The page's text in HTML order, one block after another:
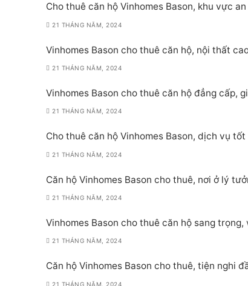
Cho thuê căn hộ Vinhomes Bason, khu vực an
21 THÁNG NĂM, 2024
Vinhomes Bason cho thuê căn hộ, nội thất
21 THÁNG NĂM, 2024
Vinhomes Bason cho thuê căn hộ đẳng cấp,
21 THÁNG NĂM, 2024
Cho thuê căn hộ Vinhomes Bason, dịch vụ tốt
21 THÁNG NĂM, 2024
Căn hộ Vinhomes Bason cho thuê, nơi ở lý
21 THÁNG NĂM, 2024
Vinhomes Bason cho thuê căn hộ sang trọng,
21 THÁNG NĂM, 2024
Căn hộ Vinhomes Bason cho thuê, tiện nghi
21 THÁNG NĂM, 2024